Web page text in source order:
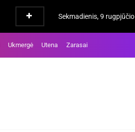
Sekmadienis, 9 rugpjūčio
Ukmergė Utena Zarasai